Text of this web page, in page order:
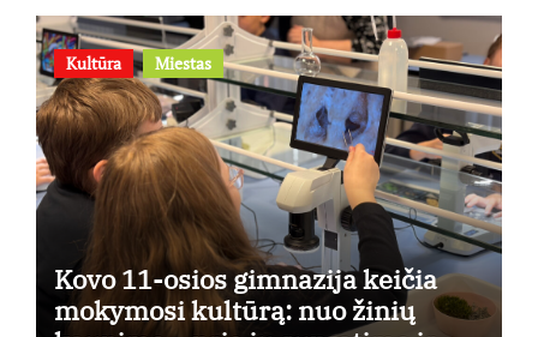
Kultūra Miestas
Kovo 11-osios gimnazija keičia
mokymosi kultūrą: nuo žinių